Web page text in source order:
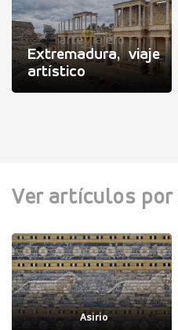
Extremadura, viaje
artístico
Ver artículos
Asirio